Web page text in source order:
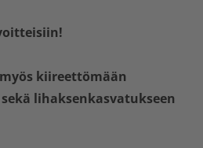
kiireettömään
lihaksenkasvatukseen